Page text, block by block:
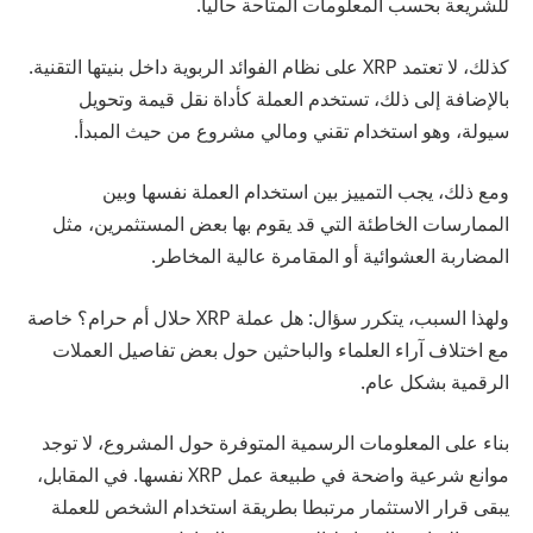
كذلك، لا تعتمد XRP على نظام الفوائد الربوية داخل بنيتها التقنية.
بالإضافة إلى ذلك، تستخدم العملة كأداة نقل قيمة وتحويل
سيولة، وهو استخدام تقني ومالي مشروع من حيث المبدأ.
ومع ذلك، يجب التمييز بين استخدام العملة نفسها وبين
الممارسات الخاطئة التي قد يقوم بها بعض المستثمرين، مثل
المضاربة العشوائية أو المقامرة عالية المخاطر.
ولهذا السبب، يتكرر سؤال: هل عملة XRP حلال أم حرام؟ خاصة
مع اختلاف آراء العلماء والباحثين حول بعض تفاصيل العملات
الرقمية بشكل عام.
بناء على المعلومات الرسمية المتوفرة حول المشروع، لا توجد
موانع شرعية واضحة في طبيعة عمل XRP نفسها. في المقابل،
يبقى قرار الاستثمار مرتبطا بطريقة استخدام الشخص للعملة